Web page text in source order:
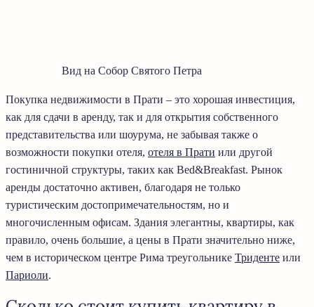
Вид на Собор Святого Петра
Покупка недвижимости в Прати – это хорошая инвестиция,
как для сдачи в аренду, так и для открытия собственного
представительства или шоурума, не забывая также о
возможности покупки отеля, отеля в Прати или другой
гостиничной структуры, таких как Bed&Breakfast. Рынок
аренды достаточно активен, благодаря не только
туристическим достопримечательностям, но и
многочисленным офисам. Здания элегантны, квартиры, как
правило, очень большие, а цены в Прати значительно ниже,
чем в историческом центре Рима треугольнике Триденте или
Париоли.